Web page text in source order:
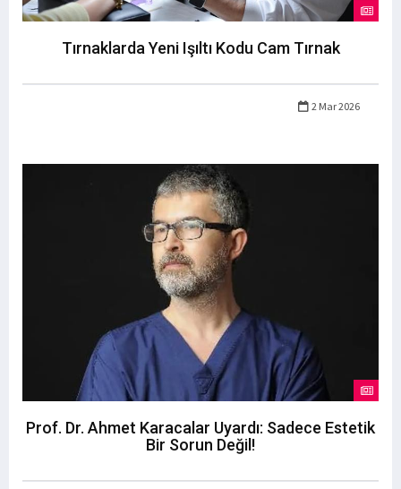
Tırnaklarda Yeni Işıltı Kodu Cam Tırnak
2 Mar 2026
Prof. Dr. Ahmet Karacalar Uyardı: Sadece Estetik
Bir Sorun Değil!